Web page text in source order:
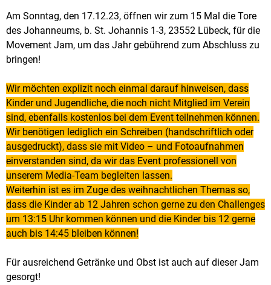
Am Sonntag, den 17.12.23, öffnen wir zum 15 Mal die Tore
des Johanneums, b. St. Johannis 1-3, 23552 Lübeck, für die
Movement Jam, um das Jahr gebührend zum Abschluss zu
bringen!
Wir möchten explizit noch einmal darauf hinweisen, dass
Kinder und Jugendliche, die noch nicht Mitglied im Verein
sind, ebenfalls kostenlos bei dem Event teilnehmen können.
Wir benötigen lediglich ein Schreiben (handschriftlich oder
ausgedruckt), dass sie mit Video – und Fotoaufnahmen
einverstanden sind, da wir das Event professionell von
unserem Media-Team begleiten lassen.
Weiterhin ist es im Zuge des weihnachtlichen Themas so,
dass die Kinder ab 12 Jahren schon gerne zu den Challenges
um 13:15 Uhr kommen können und die Kinder bis 12 gerne
auch bis 14:45 bleiben können!
Für ausreichend Getränke und Obst ist auch auf dieser Jam
gesorgt!